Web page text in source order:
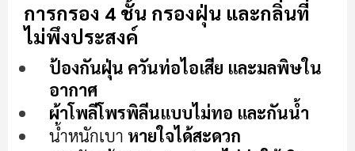
ส่วน
เริ่ม
ต้น
ของ
รี
รูปภาพ
การกรอง 4 ชั้น กรองฝุ่น และกลิ่นที่
ไม่พึงประสงค์
ป้องกันฝุ่น ควันท่อไอเสีย และมลพิษใน
อากาศ
ผ้าโพลีโพรพิลีนแบบไม่ทอ และกันน้ำ
น้ำหนักเบา หายใจได้สะดวก